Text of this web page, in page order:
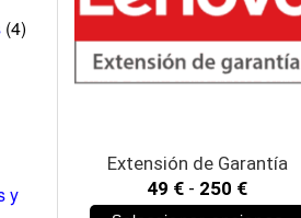
(4)
y
Extensión de Garantía
49 € - 250 €